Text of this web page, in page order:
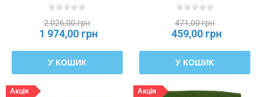
2 026,00 грн
1 974,00 грн
У КОШИК
471,00 грн
459,00 грн
У КОШИК
Акція Акція